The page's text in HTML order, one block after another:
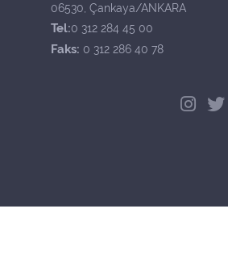
06530, Çankaya/ANKARA
Tel:0 312 284 45 00
Faks: 0 312 286 40 78